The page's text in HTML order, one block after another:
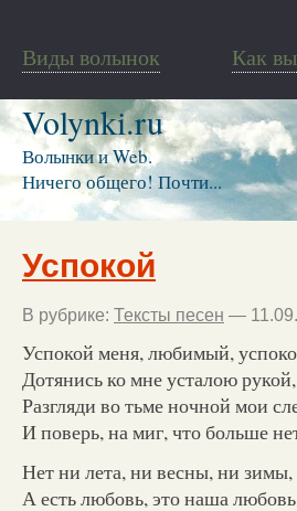
Виды волынок Как
Volynki.ru
Волынки и Web.
Ничего общего! Почти...
Успокой
В рубрике: Тексты песен —
Успокой меня, любимый,
Дотянись ко мне усталою рукой,
Разгляди во тьме ночной мои
И поверь, на миг, что больше
Нет ни лета, ни весны, ни зимы,
А есть любовь, это наша любовь